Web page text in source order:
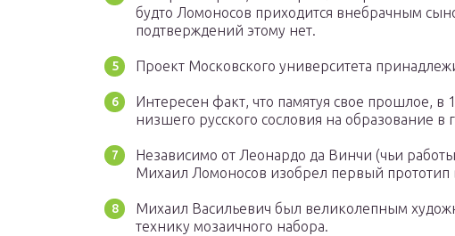
будто Ломоносов приходится внебрачным
подтверждений этому нет.
Проект Московского университета
Интересен факт, что памятуя свое прошлое, в
низшего русского сословия на образование в
Независимо от Леонардо да Винчи (чьи
Михаил Ломоносов изобрел первый прототип
Михаил Васильевич был великолепным
технику мозаичного набора.